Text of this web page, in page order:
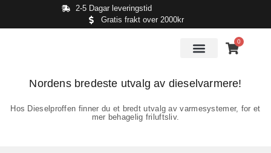
2-5 Dagar leveringstid
Gratis frakt over 2000kr
0
Nordens bredeste utvalg av dieselvarmere!
Hos Dieselproffen finner du et bredt utvalg av varmesystemer, for et
mer behagelig friluftsliv.